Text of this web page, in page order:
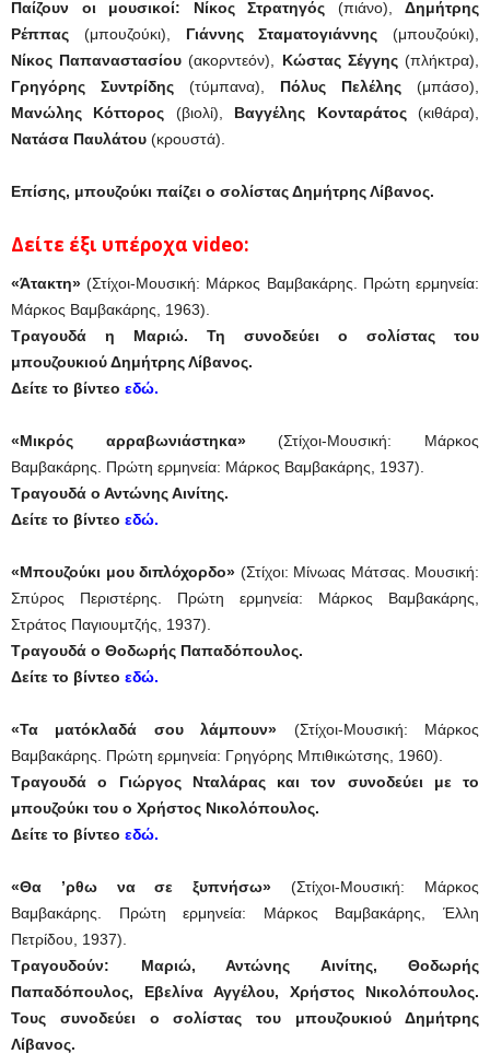
Παίζουν οι μουσικοί: Νίκος Στρατηγός (πιάνο), Δημήτρης
Ρέππας (μπουζούκι), Γιάννης Σταματογιάννης (μπουζούκι),
Νίκος Παπαναστασίου (ακορντεόν), Κώστας Σέγγης(πλήκτρα),
Γρηγόρης Συντρίδης (τύμπανα), Πόλυς Πελέλης (μπάσο),
Μανώλης Κόττορος (βιολί), Βαγγέλης Κονταράτος(κιθάρα),
Νατάσα Παυλάτου (κρουστά).
Επίσης, μπουζούκι παίζει ο σολίστας Δημήτρης Λίβανος.
Δείτε έξι υπέροχα video:
«Άτακτη»(Στίχοι-Μουσική: Μάρκος Βαμβακάρης. Πρώτη ερμηνεία:
Μάρκος Βαμβακάρης, 1963).
Τραγουδά η Μαριώ. Τη συνοδεύει ο σολίστας του
μπουζουκιού Δημήτρης Λίβανος.
Δείτε το βίντεο εδώ.
«Μικρός αρραβωνιάστηκα»(Στίχοι-Μουσική: Μάρκος
Βαμβακάρης. Πρώτη ερμηνεία: Μάρκος Βαμβακάρης, 1937).
Τραγουδά ο Αντώνης Αινίτης.
Δείτε το βίντεο εδώ.
«Μπουζούκι μου διπλόχορδο» (Στίχοι: Μίνωας Μάτσας. Μουσική:
Σπύρος Περιστέρης. Πρώτη ερμηνεία: Μάρκος Βαμβακάρης,
Στράτος Παγιουμτζής, 1937).
Τραγουδά ο Θοδωρής Παπαδόπουλος.
Δείτε το βίντεο εδώ.
«Τα ματόκλαδά σου λάμπουν» (Στίχοι-Μουσική: Μάρκος
Βαμβακάρης. Πρώτη ερμηνεία: Γρηγόρης Μπιθικώτσης, 1960).
Τραγουδά ο Γιώργος Νταλάρας και τον συνοδεύει με το
μπουζούκι του ο Χρήστος Νικολόπουλος.
Δείτε το βίντεο εδώ.
«Θα ’ρθω να σε ξυπνήσω»(Στίχοι-Μουσική: Μάρκος
Βαμβακάρης. Πρώτη ερμηνεία: Μάρκος Βαμβακάρης, Έλλη
Πετρίδου, 1937).
Τραγουδούν: Μαριώ, Αντώνης Αινίτης, Θοδωρής
Παπαδόπουλος, Εβελίνα Αγγέλου, Χρήστος Νικολόπουλος.
Τους συνοδεύει ο σολίστας του μπουζουκιού Δημήτρης
Λίβανος.